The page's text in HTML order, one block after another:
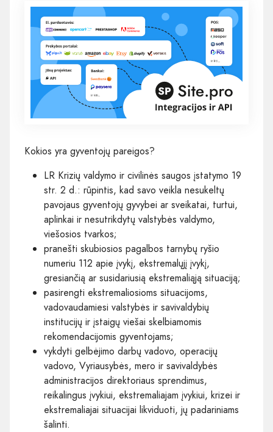
Kokios yra gyventojų pareigos?
LR Krizių valdymo ir civilinės saugos įstatymo 19
str. 2 d.: rūpintis, kad savo veikla nesukeltų
pavojaus gyventojų gyvybei ar sveikatai, turtui,
aplinkai ir nesutrikdytų valstybės valdymo,
viešosios tvarkos;
pranešti skubiosios pagalbos tarnybų ryšio
numeriu 112 apie įvykį, ekstremalųjį įvykį,
gresiančią ar susidariusią ekstremaliąją situaciją;
pasirengti ekstremaliosioms situacijoms,
vadovaudamiesi valstybės ir savivaldybių
institucijų ir įstaigų viešai skelbiamomis
rekomendacijomis gyventojams;
vykdyti gelbėjimo darbų vadovo, operacijų
vadovo, Vyriausybės, mero ir savivaldybės
administracijos direktoriaus sprendimus,
reikalingus įvykiui, ekstremaliajam įvykiui, krizei ir
ekstremaliajai situacijai likviduoti, jų padariniams
šalinti.